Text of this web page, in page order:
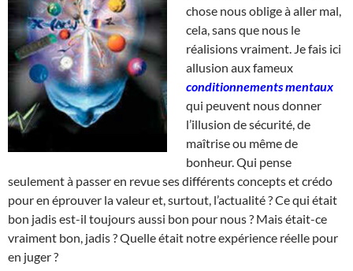
chose nous oblige à aller mal,
cela, sans que nous le
réalisions vraiment. Je fais ici
allusion aux fameux
conditionnements mentaux
qui peuvent nous donner
l’illusion de sécurité, de
maîtrise ou même de
bonheur. Qui pense
seulement à passer en revue ses différents concepts et crédo
pour en éprouver la valeur et, surtout, l’actualité ? Ce qui était
bon jadis est-il toujours aussi bon pour nous ? Mais était-ce
vraiment bon, jadis ? Quelle était notre expérience réelle pour
en juger ?